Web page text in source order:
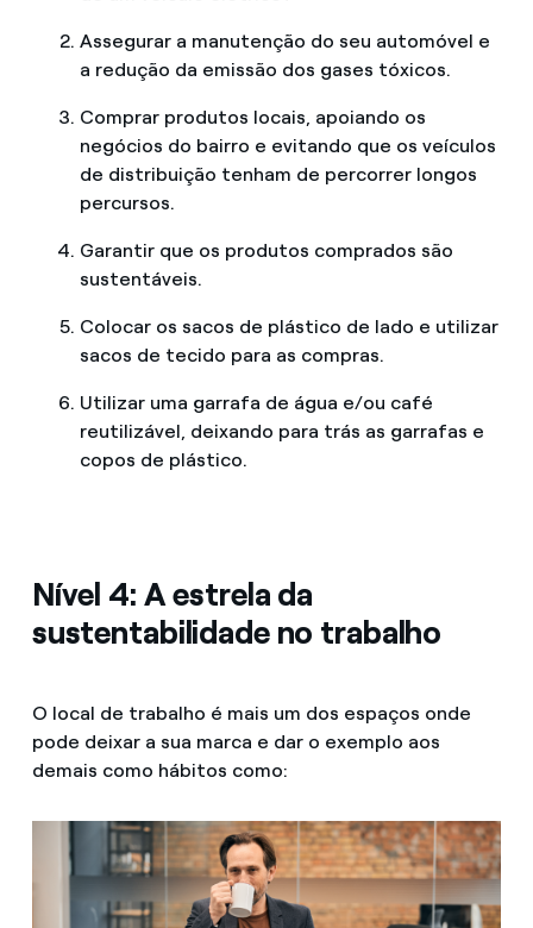
Assegurar a manutenção do seu automóvel e
a redução da emissão dos gases tóxicos.
Comprar produtos locais, apoiando os
negócios do bairro e evitando que os veículos
de distribuição tenham de percorrer longos
percursos.
Garantir que os produtos comprados são
sustentáveis.
Colocar os sacos de plástico de lado e utilizar
sacos de tecido para as compras.
Utilizar uma garrafa de água e/ou café
reutilizável, deixando para trás as garrafas e
copos de plástico.
Nível 4: A estrela da
sustentabilidade no trabalho
O local de trabalho é mais um dos espaços onde
pode deixar a sua marca e dar o exemplo aos
demais como hábitos como: